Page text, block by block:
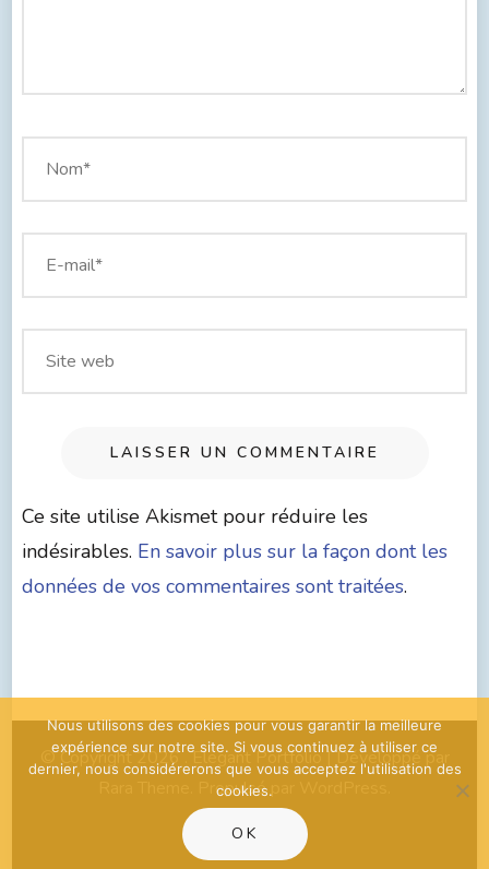
Ce site utilise Akismet pour réduire les
indésirables. En savoir plus sur la façon dont les
données de vos commentaires sont traitées.
© Copyright 2026. Elegant Portfolio | Développé par
. Propulsé par
Nous utilisons des cookies pour vous garantir la meilleure
expérience sur notre site. Si vous continuez à utiliser ce
dernier, nous considérerons que vous acceptez l'utilisation des
cookies.
OK